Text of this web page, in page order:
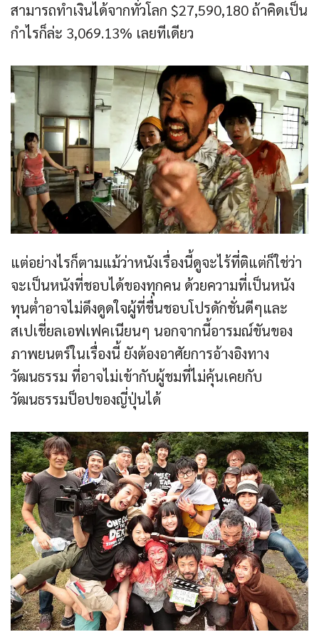
สามารถทำเงินได้จากทั่วโลก $27,590,180 ถ้าคิดเป็น
กำไรก็ล่ะ 3,069.13% เลยทีเดียว
แต่อย่างไรก็ตามแม้ว่าหนังเรื่องนี้ดูจะไร้ที่ติแต่ก็ใช่ว่า
จะเป็นหนังที่ชอบได้ของทุกคน ด้วยความที่เป็นหนัง
ทุนต่ำอาจไม่ดึงดูดใจผู้ที่ชื่นชอบโปรดักชั่นดีๆและ
สเปเชี่ยลเอฟเฟคเนียนๆ นอกจากนี้อารมณ์ขันของ
ภาพยนตร์ในเรื่องนี้ ยังต้องอาศัยการอ้างอิงทาง
วัฒนธรรม ที่อาจไม่เข้ากับผู้ชมที่ไม่คุ้นเคยกับ
วัฒนธรรมป็อปของญี่ปุ่นได้